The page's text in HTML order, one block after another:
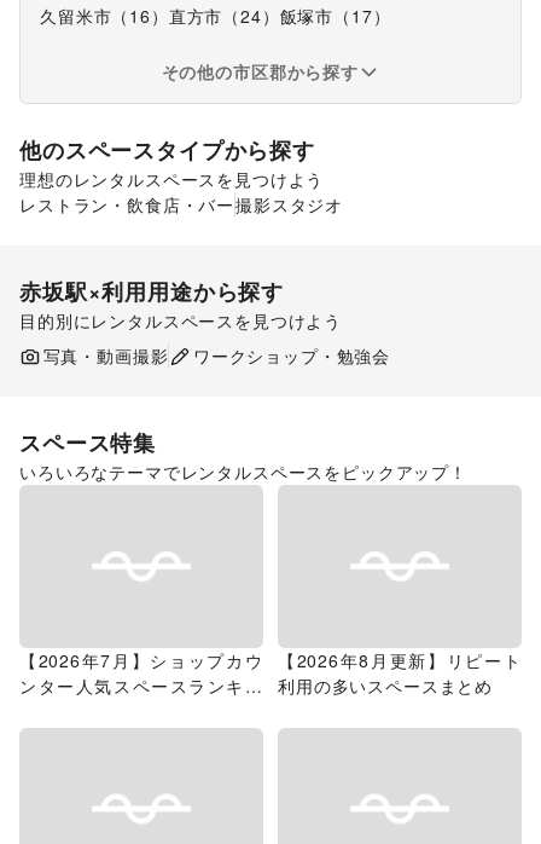
久留米市 （ 16 ） 直方市 （24） 飯塚市 （ 17）
その他の市区郡から探す
他のスペースタイプから探す
理想のレンタルスペースを見つけよう
ギャラリー・貸し画廊
レストラン・飲食店・バー撮影スタジオ
赤坂駅×利用用途から探す
目的別にレンタルスペースを見つけよう
ポップアップストア
食品販売
販促イベント 展示会・個展
写真・動画撮影 ワークショップ・勉強会
スペース特集
いろいろなテーマでレンタルスペースをピックアップ！
【2026年7月】ショップカウ
ンター人気スペースランキン
【2026年8月更新】リピート
利用の多いスペースまとめ